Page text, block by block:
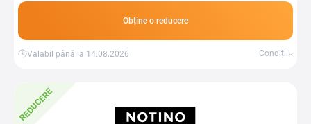
Obține o reducere
Valabil până la 14.08.2026 Condiții
REDUCERE